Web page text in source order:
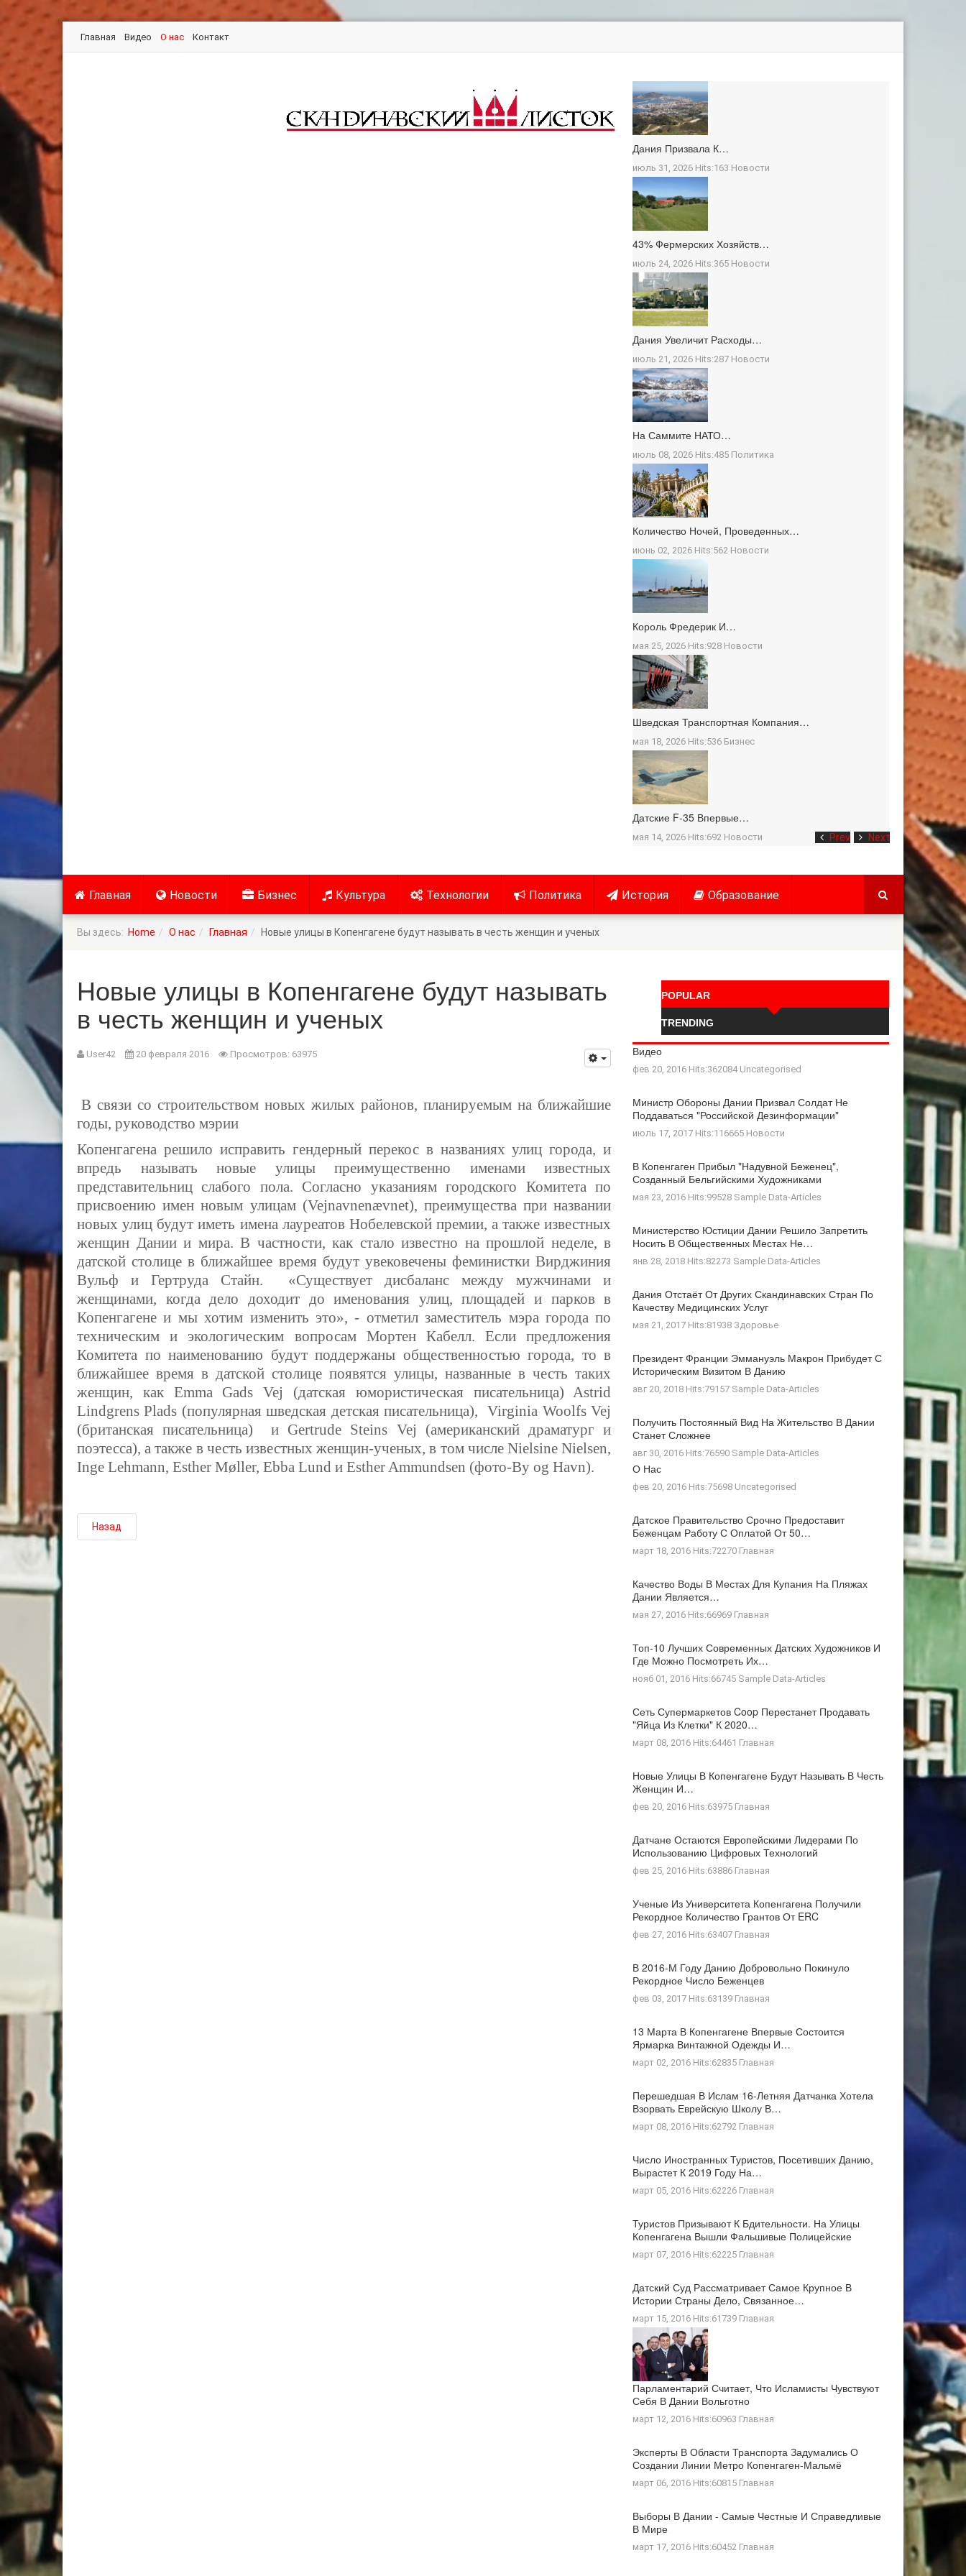
Главная Видео О нас Контакт
Prev Next
Дания Призвала К…
июль 31, 2026 Hits:163 Новости
43% Фермерских Хозяйств…
июль 24, 2026 Hits:365 Новости
Дания Увеличит Расходы…
июль 21, 2026 Hits:287 Новости
На Саммите НАТО…
июль 08, 2026 Hits:485 Политика
Количество Ночей, Проведенных…
июнь 02, 2026 Hits:562 Новости
Король Фредерик И…
мая 25, 2026 Hits:928 Новости
Шведская Транспортная Компания…
мая 18, 2026 Hits:536 Бизнес
Датские F-35 Впервые…
мая 14, 2026 Hits:692 Новости
Главная Новости Бизнес Культура Технологии Политика История Образование
Вы здесь: Home О нас Главная Новые улицы в Копенгагене будут называть в честь женщин и ученых
Новые улицы в Копенгагене будут называть
в честь женщин и ученых
User42 20 февраля 2016 Просмотров: 63975
В связи со строительством новых жилых районов, планируемым на ближайшие
годы, руководство мэрии
Копенгагена решило исправить гендерный перекос в названиях улиц города, и
впредь называть новые улицы преимущественно именами известных
представительниц слабого пола. Согласно указаниям городского Комитета по
присвоению имен новым улицам (Vejnavnenævnet), преимущества при названии
новых улиц будут иметь имена лауреатов Нобелевской премии, а также известных
женщин Дании и мира. В частности, как стало известно на прошлой неделе, в
датской столице в ближайшее время будут увековечены феминистки Вирджиния
Вульф и Гертруда Стайн. «Существует дисбаланс между мужчинами и
женщинами, когда дело доходит до именования улиц, площадей и парков в
Копенгагене и мы хотим изменить это», - отметил заместитель мэра города по
техническим и экологическим вопросам Мортен Кабелл. Если предложения
Комитета по наименованию будут поддержаны общественностью города, то в
ближайшее время в датской столице появятся улицы, названные в честь таких
женщин, как Emma Gads Vej (датская юмористическая писательница) Astrid
Lindgrens Plads (популярная шведская детская писательница), Virginia Woolfs Vej
(британская писательница) и Gertrude Steins Vej (американский драматург и
поэтесса), а также в честь известных женщин-ученых, в том числе Nielsine Nielsen,
Inge Lehmann, Esther Møller, Ebba Lund и Esther Ammundsen (фото-By og Havn).
Назад
POPULAR
TRENDING
Видео
фев 20, 2016 Hits:362084 Uncategorised
Министр Обороны Дании Призвал Солдат Не
Поддаваться "российской Дезинформации"
июль 17, 2017 Hits:116665 Новости
В Копенгаген Прибыл "Надувной Беженец",
Созданный Бельгийскими Художниками
мая 23, 2016 Hits:99528 Sample Data-Articles
Министерство Юстиции Дании Решило Запретить
Носить В Общественных Местах Не…
янв 28, 2018 Hits:82273 Sample Data-Articles
Дания Отстаёт От Других Скандинавских Стран По
Качеству Медицинских Услуг
мая 21, 2017 Hits:81938 Здоровье
Президент Франции Эммануэль Макрон Прибудет С
Историческим Визитом В Данию
авг 20, 2018 Hits:79157 Sample Data-Articles
Получить Постоянный Вид На Жительство В Дании
Станет Сложнее
авг 30, 2016 Hits:76590 Sample Data-Articles
О Нас
фев 20, 2016 Hits:75698 Uncategorised
Датское Правительство Срочно Предоставит
Беженцам Работу С Оплатой От 50…
март 18, 2016 Hits:72270 Главная
Качество Воды В Местах Для Купания На Пляжах
Дании Является…
мая 27, 2016 Hits:66969 Главная
Топ-10 Лучших Современных Датских Художников И
Где Можно Посмотреть Их…
нояб 01, 2016 Hits:66745 Sample Data-Articles
Сеть Супермаркетов Coop Перестанет Продавать
"яйца Из Клетки" К 2020…
март 08, 2016 Hits:64461 Главная
Новые Улицы В Копенгагене Будут Называть В Честь
Женщин И…
фев 20, 2016 Hits:63975 Главная
Датчане Остаются Европейскими Лидерами По
Использованию Цифровых Технологий
фев 25, 2016 Hits:63886 Главная
Ученые Из Университета Копенгагена Получили
Рекордное Количество Грантов От ERC
фев 27, 2016 Hits:63407 Главная
В 2016-М Году Данию Добровольно Покинуло
Рекордное Число Беженцев
фев 03, 2017 Hits:63139 Главная
13 Марта В Копенгагене Впервые Состоится
Ярмарка Винтажной Одежды И…
март 02, 2016 Hits:62835 Главная
Перешедшая В Ислам 16-Летняя Датчанка Хотела
Взорвать Еврейскую Школу В…
март 08, 2016 Hits:62792 Главная
Число Иностранных Туристов, Посетивших Данию,
Вырастет К 2019 Году На…
март 05, 2016 Hits:62226 Главная
Туристов Призывают К Бдительности. На Улицы
Копенгагена Вышли Фальшивые Полицейские
март 07, 2016 Hits:62225 Главная
Датский Суд Рассматривает Самое Крупное В
Истории Страны Дело, Связанное…
март 15, 2016 Hits:61739 Главная
Парламентарий Считает, Что Исламисты Чувствуют
Себя В Дании Вольготно
март 12, 2016 Hits:60963 Главная
Эксперты В Области Транспорта Задумались О
Создании Линии Метро Копенгаген-Мальмё
март 06, 2016 Hits:60815 Главная
Выборы В Дании - Самые Честные И Справедливые
В Мире
март 17, 2016 Hits:60452 Главная